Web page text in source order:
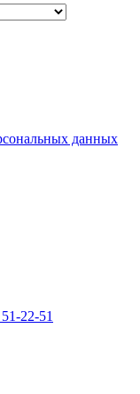
данных
22-51